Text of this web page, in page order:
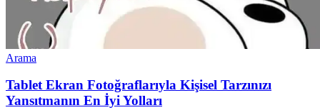
Arama
Tablet Ekran Fotoğraflarıyla Kişisel Tarzınızı
Yansıtmanın En İyi Yolları